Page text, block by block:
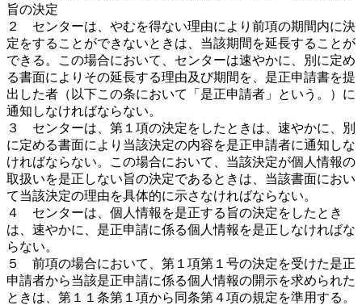
旨の決定
２ センターは、やむを得ない理由により前項の期間内に決
定をすることができないときは、当該期間を延長することが
できる。この場合において、センターは速やかに、別に定め
る書面によりその延長する理由及び期間を、是正申請書を提
出した者（以下この条において「是正申請者」という。）に
通知しなければならない。
３ センターは、第１項の決定をしたときは、速やかに、別
に定める書面により当該決定の内容を是正申請者に通知しな
ければならない。この場合において、当該決定が個人情報の
取扱いを是正しない旨の決定であるときは、当該書面におい
て当該決定の理由を具体的に示さなければならない。
４ センターは、個人情報を是正する旨の決定をしたとき
は、速やかに、是正申請に係る個人情報を是正しなければな
らない。
５ 前項の場合において、第１項第１号の決定を受けた是正
申請者から当該是正申請に係る個人情報の開示を求められた
ときは、第１１条第１項から同条第４項の規定を準用する。